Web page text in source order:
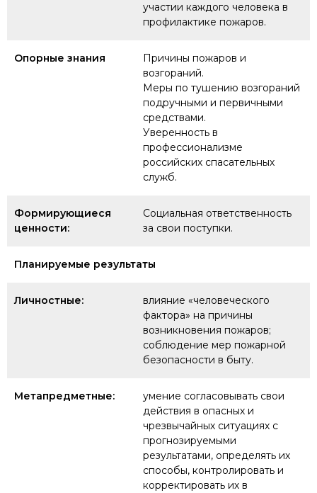
участии каждого человека в
профилактике пожаров.
Опорные знания
Причины пожаров и
возгораний.
Меры по тушению возгораний
подручными и первичными
средствами.
Уверенность в
профессионализме
российских спасательных
служб.
Формирующиеся
ценности:
Социальная ответственность
за свои поступки.
Планируемые результаты
Личностные:
влияние «человеческого
фактора» на причины
возникновения пожаров;
соблюдение мер пожарной
безопасности в быту.
Метапредметные:
умение согласовывать свои
действия в опасных и
чрезвычайных ситуациях с
прогнозируемыми
результатами, определять их
способы, контролировать и
корректировать их в